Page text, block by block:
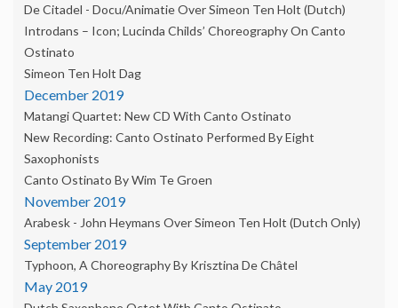
De Citadel - Docu/animatie Over Simeon Ten Holt (dutch)
Introdans – Icon; Lucinda Childs’ Choreography On Canto
Ostinato
Simeon Ten Holt Dag
December 2019
Matangi Quartet: New CD With Canto Ostinato
New Recording: Canto Ostinato Performed By Eight
Saxophonists
Canto Ostinato By Wim Te Groen
November 2019
Arabesk - John Heymans Over Simeon Ten Holt (dutch Only)
September 2019
Typhoon, A Choreography By Krisztina De Châtel
May 2019